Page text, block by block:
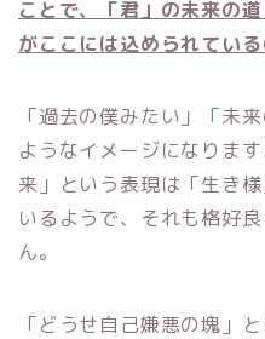
ことで、「君」の未来の
がここには込められてい
「過去の僕みたい」「未
ようなイメージになりま
来」という表現は「生き
いるようで、それも格好
ん。
「どうせ自己嫌悪の塊」